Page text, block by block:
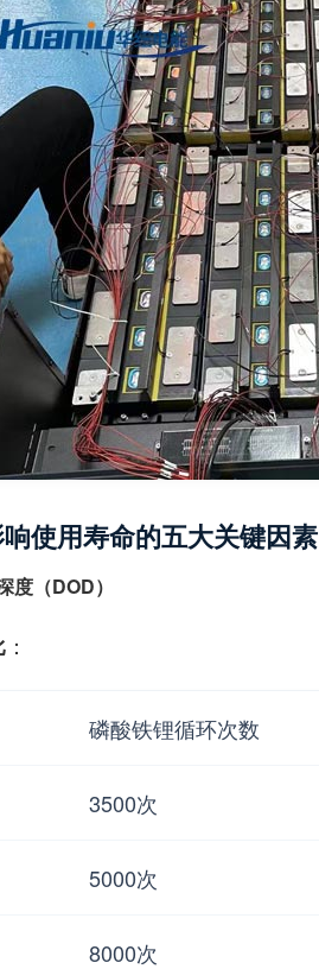
使用寿命的五大关键因素
度（DOD）
：
磷酸铁锂循环次数
3500次
5000次
8000次